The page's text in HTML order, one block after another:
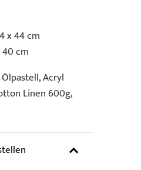
x 44 cm
cm
Acryl
Linen 600g,